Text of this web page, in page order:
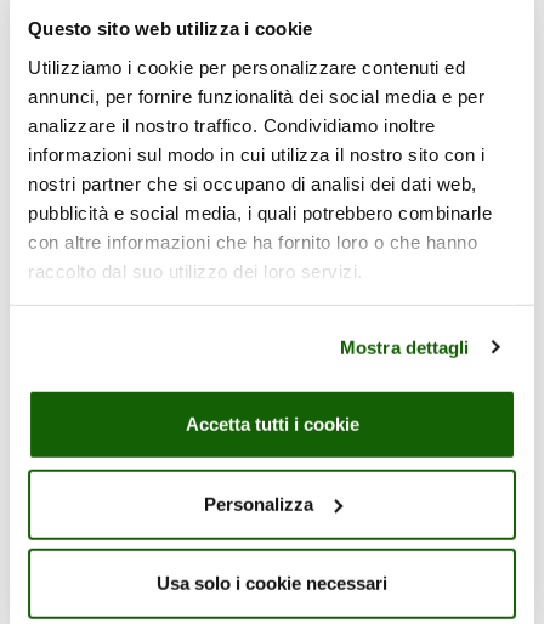
Questo sito web utilizza i cookie
Utilizziamo i cookie per personalizzare contenuti ed
annunci, per fornire funzionalità dei social media e per
analizzare il nostro traffico. Condividiamo inoltre
informazioni sul modo in cui utilizza il nostro sito con i
nostri partner che si occupano di analisi dei dati web,
pubblicità e social media, i quali potrebbero combinarle
con altre informazioni che ha fornito loro o che hanno
raccolto dal suo utilizzo dei loro servizi.
Mostra dettagli
Accetta tutti i cookie
Personalizza
Usa solo i cookie necessari
ottenuto spremendo arance
selezionate e nient'altro: un gusto
intenso per la tua morning routine!
100% di origine naturale.
Ingredienti
Valori nutrizionali medi per
100 ml di prodotto